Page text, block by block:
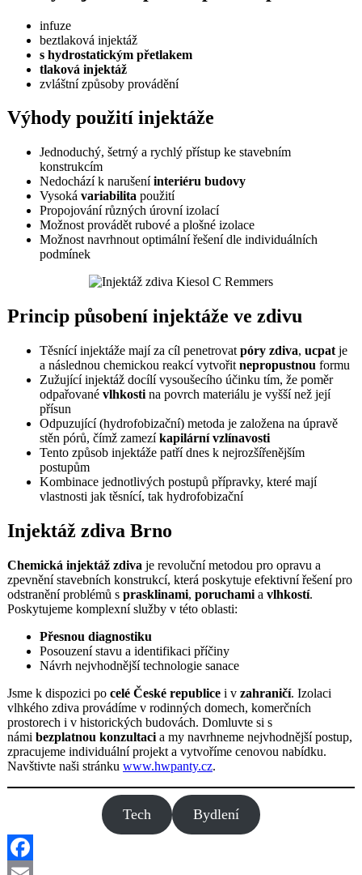
infuze
beztlaková injektáž
s hydrostatickým přetlakem
tlaková injektáž
zvláštní způsoby provádění
Výhody použití injektáže
Jednoduchý, šetrný a rychlý přístup ke stavebním
konstrukcím
Nedochází k narušeníinteriéru budovy
Vysoká variabilita použití
Propojování různých úrovní izolací
Možnost provádět rubové a plošné izolace
Možnost navrhnout optimální řešení dle individuálních
podmínek
Princip působení injektáže ve zdivu
Těsnící injektáže mají za cíl penetrovat póry zdiva, ucpat je
a následnou chemickou reakcí vytvořit nepropustnou formu
Zužující injektáž docílí vysoušecího účinku tím, že poměr
odpařované vlhkosti na povrch materiálu je vyšší než její
přísun
Odpuzující (hydrofobizační) metoda je založena na úpravě
stěn pórů, čímž zamezíkapilární vzlínavosti
Tento způsob injektáže patří dnes k nejrozšířenějším
postupům
Kombinace jednotlivých postupů přípravky, které mají
vlastnosti jak těsnící, tak hydrofobizační
Injektáž zdiva Brno
Chemická injektáž zdiva je revoluční metodou pro opravu a
zpevnění stavebních konstrukcí, která poskytuje efektivní řešení pro
odstranění problémů s prasklinami, poruchami a vlhkostí.
Poskytujeme komplexní služby v této oblasti:
Přesnou diagnostiku
Posouzení stavu a identifikaci příčiny
Návrh nejvhodnější technologie sanace
Jsme k dispozici po celé České republice i v zahraničí. Izolaci
vlhkého zdiva provádíme v rodinných domech, komerčních
prostorech i v historických budovách. Domluvte si s
námi bezplatnou konzultaci a my navrhneme nejvhodnější postup,
zpracujeme individuální projekt a vytvoříme cenovou nabídku.
Navštivte naši stránku www.hwpanty.cz.
Tech Bydlení